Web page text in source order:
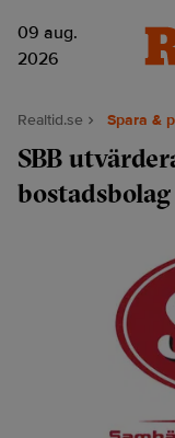
09 aug.
2026
Realtid.se Spara &
SBB